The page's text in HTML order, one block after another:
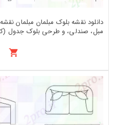
دانلود نقشه بلوک مبلمان مبلمان
مبل، صندلی، و طرحی بلوک جدول